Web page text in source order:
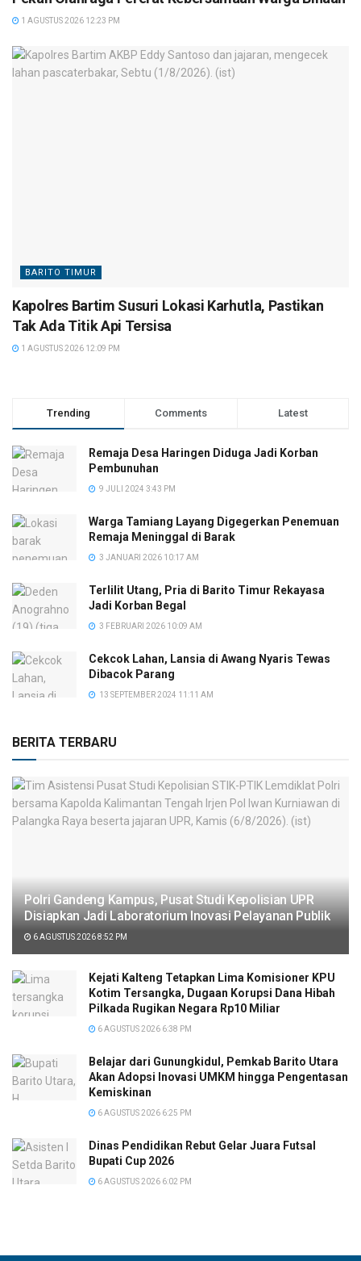
1 AGUSTUS 2026 12:23 PM
BARITO TIMUR
Kapolres Bartim Susuri Lokasi Karhutla, Pastikan
Tak Ada Titik Api Tersisa
1 AGUSTUS 2026 12:09 PM
Trending Comments Latest
Remaja Desa Haringen Diduga Jadi Korban
Pembunuhan
9 JULI 2024 3:43 PM
Warga Tamiang Layang Digegerkan Penemuan
Remaja Meninggal di Barak
3 JANUARI 2026 10:17 AM
Terlilit Utang, Pria di Barito Timur Rekayasa
Jadi Korban Begal
3 FEBRUARI 2026 10:09 AM
Cekcok Lahan, Lansia di Awang Nyaris Tewas
Dibacok Parang
13 SEPTEMBER 2024 11:11 AM
BERITA TERBARU
Polri Gandeng Kampus, Pusat Studi Kepolisian UPR
Disiapkan Jadi Laboratorium Inovasi Pelayanan Publik
6 AGUSTUS 2026 8:52 PM
Kejati Kalteng Tetapkan Lima Komisioner KPU
Kotim Tersangka, Dugaan Korupsi Dana Hibah
Pilkada Rugikan Negara Rp10 Miliar
6 AGUSTUS 2026 6:38 PM
Belajar dari Gunungkidul, Pemkab Barito Utara
Akan Adopsi Inovasi UMKM hingga Pengentasan
Kemiskinan
6 AGUSTUS 2026 6:25 PM
Dinas Pendidikan Rebut Gelar Juara Futsal
Bupati Cup 2026
6 AGUSTUS 2026 6:02 PM